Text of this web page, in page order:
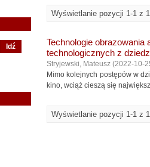
Wyświetlanie pozycji 1-1 z 1
Technologie
technologicznych z
Stryjewski, Mateusz (2022-10-
Mimo kolejnych postępów w
kino, wciąż cieszą się
Wyświetlanie pozycji 1-1 z 1